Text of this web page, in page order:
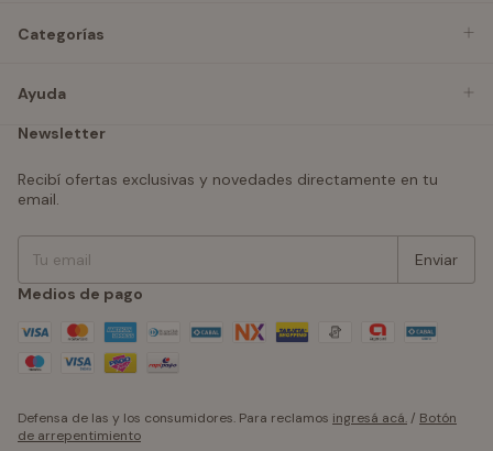
Categorías
Ayuda
Newsletter
Recibí ofertas exclusivas y novedades directamente en tu
email.
Medios de pago
Defensa de las y los consumidores. Para reclamos ingresá acá. / Botón
de arrepentimiento